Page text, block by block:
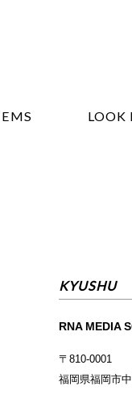
LOOK
KYUSHU
RNA MEDIA
〒810-0001
福岡県福岡市